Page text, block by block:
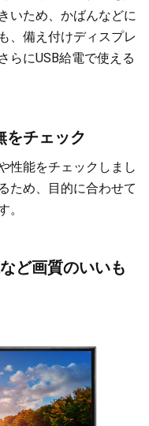
いため、かばんなどに
、備え付けディスプレ
らにUSB給電で使える
をチェック
性能をチェックしまし
ため、目的に合わせて
。
ど画質のいいも